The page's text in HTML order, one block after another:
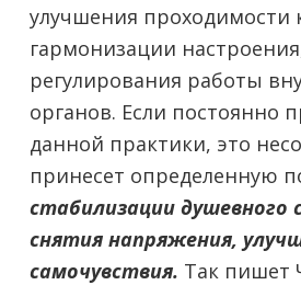
улучшения проходимости
гармонизации
регулирования работы
органов. Если постоянно
данной практики, это
принесет определенную
стабилизации душевного
снятия напряжения,
самочувствия. Так пишет